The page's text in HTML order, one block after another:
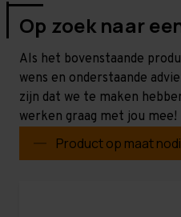
Op zoek naar
Als het bovenstaande
wens en onderstaande
zijn dat we te maken
werken graag met jou mee!
Product op maat